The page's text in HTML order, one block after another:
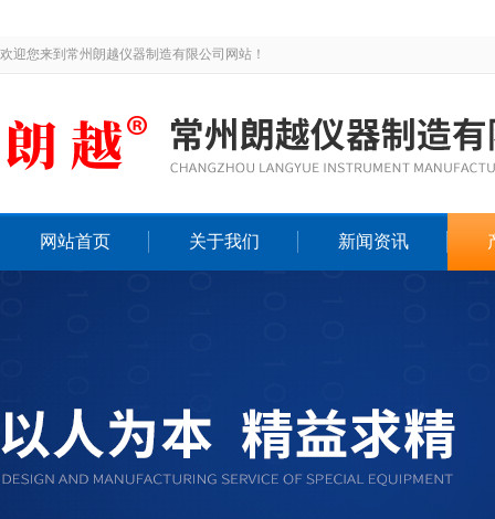
欢迎您来到常州朗越仪器制造有限公司网站！
网站首页 关于我们 新闻资讯